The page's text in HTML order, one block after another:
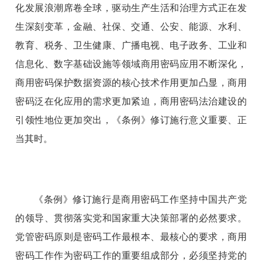
化发展浪潮席卷全球，驱动生产生活和治理方式正在发
生深刻变革，金融、社保、交通、公安、能源、水利、
教育、税务、卫生健康、广播电视、电子政务、工业和
信息化、数字基础设施等领域商用密码应用不断深化，
商用密码保护数据资源的核心技术作用更加凸显，商用
密码泛在化应用的需求更加紧迫，商用密码法治建设的
引领性地位更加突出，《条例》修订施行意义重要、正
当其时。
《条例》修订施行是商用密码工作坚持中国共产党
的领导、贯彻落实党和国家重大决策部署的必然要求。
党管密码原则是密码工作最根本、最核心的要求，商用
密码工作作为密码工作的重要组成部分，必须坚持党的